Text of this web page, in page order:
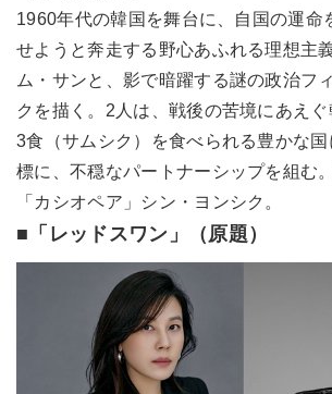
1960年代の韓国を舞台に、自国の運命
せようと奔走する野心あふれる理想主
ム・サンと、影で暗躍する謎の政治フ
クを描く。2人は、戦後の苦境にあえぐ
3食（サムシク）を食べられる豊かな国
標に、不穏なパートナーシップを組む
「カシオペア」シン・ヨンシク。
■「レッドスワン」（原題）